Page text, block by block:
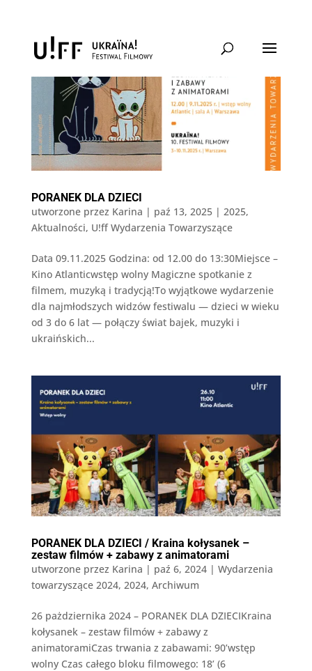
PORANEK DLA DZIECI
utworzone przez Karina | paź 13, 2025| 2025,
Aktualności, U!ff Wydarzenia Towarzyszące
Data 09.11.2025 Godzina: od 12.00 do 13:30Miejsce –
Kino Atlanticwstęp wolny Magiczne spotkanie z
filmem, muzyką i tradycją!To wyjątkowe wydarzenie
dla najmłodszych widzów festiwalu — dzieci w wieku
od 3 do 6 lat — połączy świat bajek, muzyki i
ukraińskich...
PORANEK DLA DZIECI / Kraina kołysanek –
zestaw filmów + zabawy z animatorami
utworzone przez Karina | paź 6, 2024| Wydarzenia
towarzyszące 2024, 2024, Archiwum
26 pażdziernika 2024 – PORANEK DLA DZIECIKraina
kołysanek – zestaw filmów + zabawy z
animatoramiCzas trwania z zabawami: 90’wstęp
wolny Czas całego bloku filmowego: 18’ (6